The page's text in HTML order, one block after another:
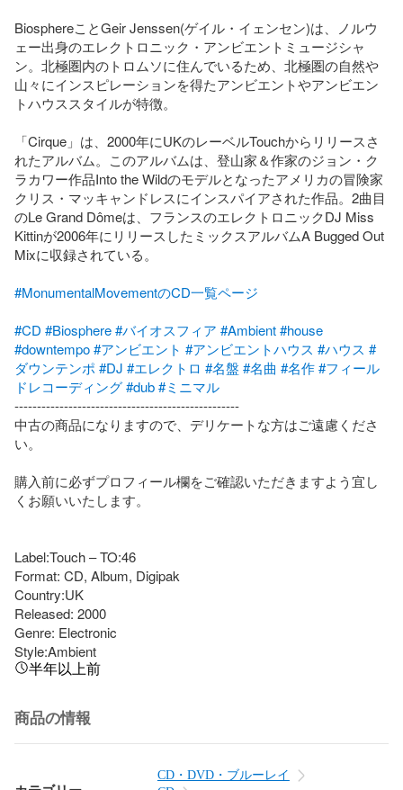
BiosphereことGeir Jenssen(ゲイル・イェンセン)は、ノルウ
ェー出身のエレクトロニック・アンビエントミュージシャ
ン。北極圏内のトロムソに住んでいるため、北極圏の自然や
山々にインスピレーションを得たアンビエントやアンビエン
トハウススタイルが特徴。
「Cirque」は、2000年にUKのレーベルTouchからリリースさ
れたアルバム。このアルバムは、登山家＆作家のジョン・ク
ラカワー作品Into the Wildのモデルとなったアメリカの冒険家
クリス・マッキャンドレスにインスパイアされた作品。2曲目
のLe Grand Dômeは、フランスのエレクトロニックDJ Miss
Kittinが2006年にリリースしたミックスアルバムA Bugged Out
Mixに収録されている。
#MonumentalMovementのCD一覧ページ
#CD #Biosphere#バイオスフィア #Ambient#house
#downtempo#アンビエント #アンビエントハウス #ハウス #
ダウンテンポ #DJ #エレクトロ #名盤 #名曲 #名作#フィール
ドレコーディング#dub#ミニマル
--------------------------------------------------
中古の商品になりますので、デリケートな方はご遠慮くださ
い。
購入前に必ずプロフィール欄をご確認いただきますよう宜し
くお願いいたします。
Label:Touch – TO:46
Format: CD, Album, Digipak
Country:UK
Released: 2000
Genre: Electronic
Style:Ambient
半年以上前
商品の情報
CD・DVD・ブルーレイ